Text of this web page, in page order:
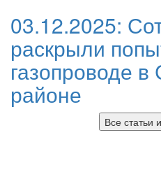
03.12.2025:
раскрыли
газопроводе
районе
Все статьи